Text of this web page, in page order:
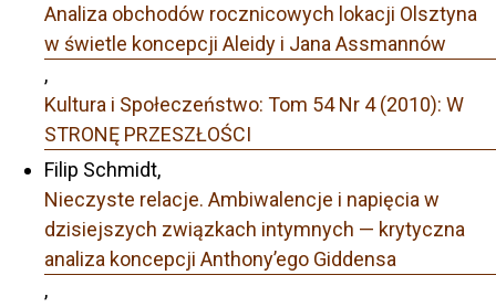
Analiza obchodów rocznicowych lokacji Olsztyna
w świetle koncepcji Aleidy i Jana Assmannów
,
Kultura i Społeczeństwo: Tom 54 Nr 4 (2010): W
STRONĘ PRZESZŁOŚCI
Filip Schmidt,
Nieczyste relacje. Ambiwalencje i napięcia w
dzisiejszych związkach intymnych — krytyczna
analiza koncepcji Anthony’ego Giddensa
,